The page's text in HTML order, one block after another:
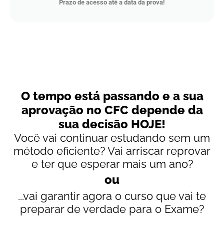
Prazo de acesso até a data da prova!
O tempo está passando e a sua
aprovação no CFC depende da
sua decisão HOJE!
Você vai continuar estudando sem um
método eficiente? Vai arriscar reprovar
e ter que esperar mais um ano?
ou
...vai garantir agora o curso que vai te
preparar de verdade para o Exame?